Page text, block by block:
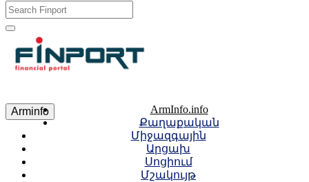
Arminfo
ArmInfo.info
Քաղաքական
Միջազգային
Արցախ
Սոցիում
Մշակույթ